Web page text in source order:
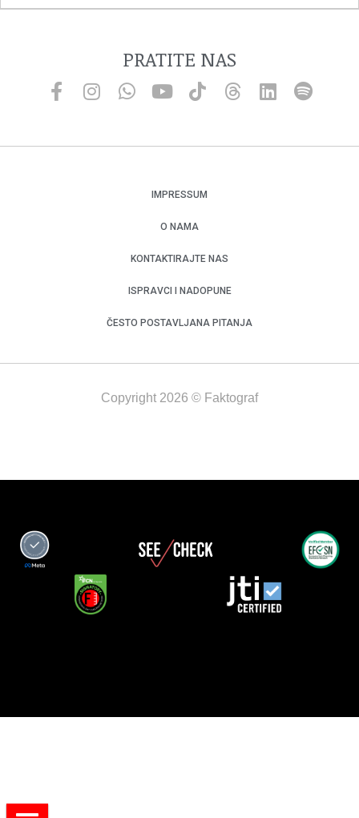
PRATITE NAS
IMPRESSUM
O NAMA
KONTAKTIRAJTE NAS
ISPRAVCI I NADOPUNE
ČESTO POSTAVLJANA PITANJA
Copyright 2026 © Faktograf